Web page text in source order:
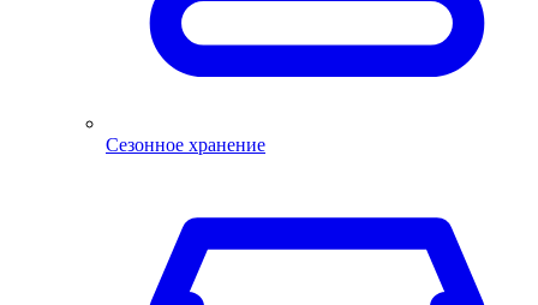
Сезонное хранение